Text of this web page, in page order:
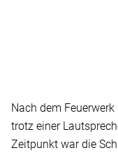
Nach dem
trotz einer
Zeitpunkt war die